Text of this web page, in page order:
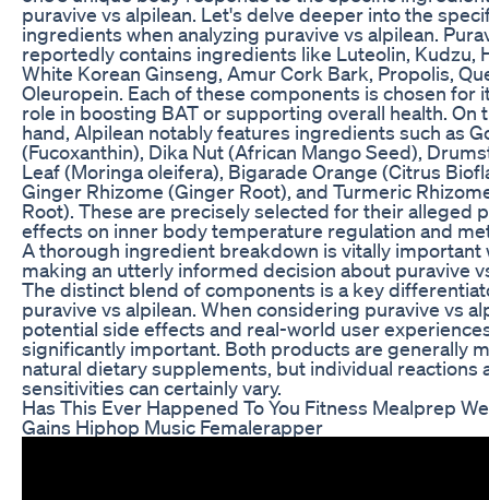
puravive vs alpilean. Let's delve deeper into the
ingredients when analyzing puravive vs alpilean.
reportedly contains ingredients like Luteolin, Kudzu,
White Korean Ginseng, Amur Cork Bark, Propolis,
Oleuropein. Each of these components is chosen for
role in boosting BAT or supporting overall health. On
hand, Alpilean notably features ingredients such as
(Fucoxanthin), Dika Nut (African Mango Seed),
Leaf (Moringa oleifera), Bigarade Orange (Citrus
Ginger Rhizome (Ginger Root), and Turmeric
Root). These are precisely selected for their alleged
effects on inner body temperature regulation and
A thorough ingredient breakdown is vitally important
making an utterly informed decision about puravive
The distinct blend of components is a key
puravive vs alpilean. When considering puravive vs
potential side effects and real-world user
significantly important. Both products are generally
natural dietary supplements, but individual reactions
sensitivities can certainly vary.
Has This Ever Happened To You Fitness Mealprep
Gains Hiphop Music Femalerapper